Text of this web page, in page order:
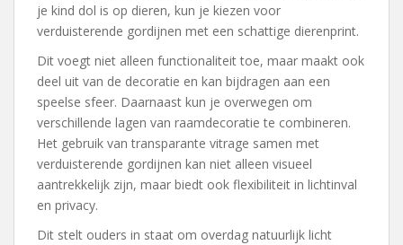
je kind dol is op dieren, kun je kiezen voor
verduisterende gordijnen met een schattige dierenprint.
Dit voegt niet alleen functionaliteit toe, maar maakt ook
deel uit van de decoratie en kan bijdragen aan een
speelse sfeer. Daarnaast kun je overwegen om
verschillende lagen van raamdecoratie te combineren.
Het gebruik van transparante vitrage samen met
verduisterende gordijnen kan niet alleen visueel
aantrekkelijk zijn, maar biedt ook flexibiliteit in lichtinval
en privacy.
Dit stelt ouders in staat om overdag natuurlijk licht